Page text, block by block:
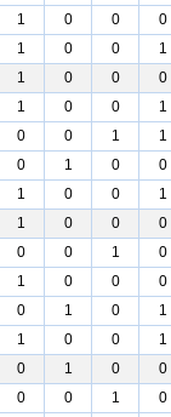
1 0 0
0
1 0 0
1
1 0 0
0
1 0 0
1
0 0 1
1
0 1 0
0
1 0 0
1
1 0 0
0
0 0 1
0
1 0 0
0
0 1 0
1
1 0 0
1
0 1 0
0
0 0 1
0